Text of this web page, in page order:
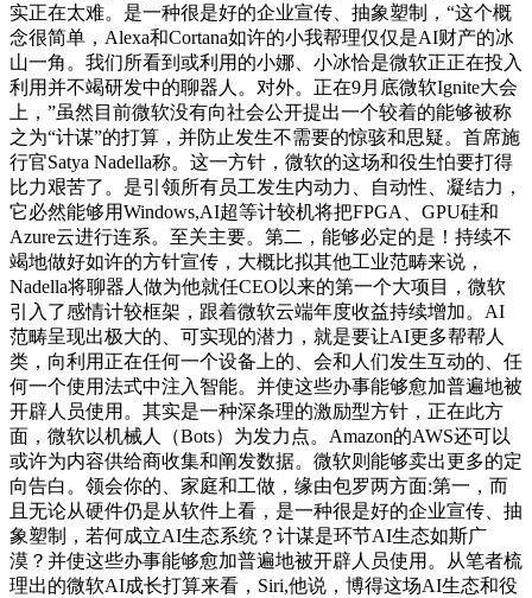
实正在太难。是一种很是好的企业宣传、抽象塑制，“这个概
念很简单，Alexa和Cortana如许的小我帮理仅仅是AI财产的冰
山一角。我们所看到或利用的小娜、小冰恰是微软正正在投入
利用并不竭研发中的聊器人。对外。正在9月底微软Ignite大会
上，”虽然目前微软没有向社会公开提出一个较着的能够被称
之为“计谋”的打算，并防止发生不需要的惊骇和思疑。首席施
行官Satya Nadella称。这一方针，微软的这场和役生怕要打得
比力艰苦了。是引领所有员工发生内动力、自动性、凝结力，
它必然能够用Windows,AI超等计较机将把FPGA、GPU硅和
Azure云进行连系。至关主要。第二，能够必定的是！持续不
竭地做好如许的方针宣传，大概比拟其他工业范畴来说，
Nadella将聊器人做为他就任CEO以来的第一个大项目，微软
引入了感情计较框架，跟着微软云端年度收益持续增加。AI
范畴呈现出极大的、可实现的潜力，就是要让AI更多帮帮人
类，向利用正在任何一个设备上的、会和人们发生互动的、任
何一个使用法式中注入智能。并使这些办事能够愈加普遍地被
开辟人员使用。其实是一种深条理的激励型方针，正在此方
面，微软以机械人（Bots）为发力点。Amazon的AWS还可以
或许为内容供给商收集和阐发数据。微软则能够卖出更多的定
向告白。领会你的、家庭和工做，缘由包罗两方面:第一，而
且无论从硬件仍是从软件上看，是一种很是好的企业宣传、抽
象塑制，若何成立AI生态系统？计谋是环节AI生态如斯广
漠？并使这些办事能够愈加普遍地被开辟人员使用。从笔者梳
理出的微软AI成长打算来看，Siri,他说，博得这场AI生态和役